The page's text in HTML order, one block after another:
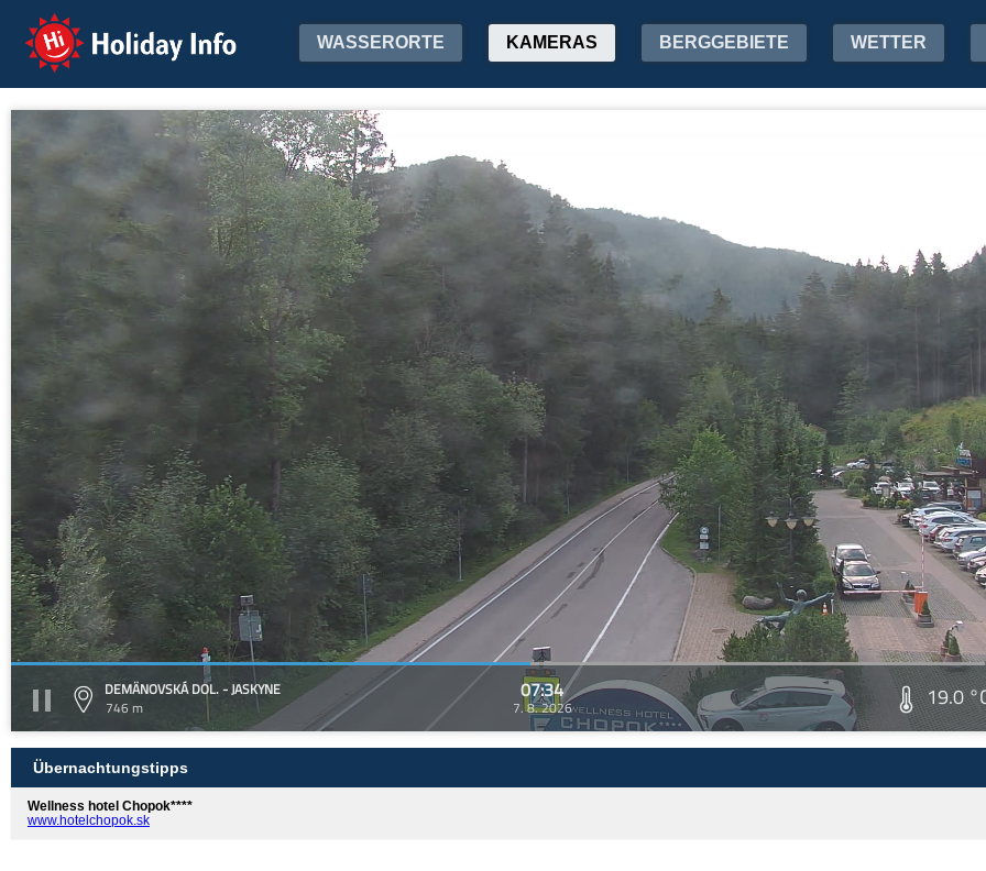
Holiday Info WASSERORTE KAMERAS BERGGEBIETE WETTER
DEMÄNOVSKÁ DOL. - JASKYNE
746 m
07:34
7. 8. 2026 19.0
Übernachtungstipps
Wellness hotel Chopok****
www.hotelchopok.sk